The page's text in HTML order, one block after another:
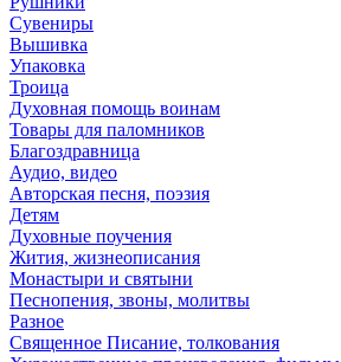
Сувениры
Вышивка
Упаковка
Троица
Духовная помощь воинам
Товары для паломников
Благоздравница
Аудио, видео
Авторская песня, поэзия
Детям
Духовные поучения
Жития, жизнеописания
Монастыри и святыни
Песнопения, звоны, молитвы
Разное
Священное Писание, толкования